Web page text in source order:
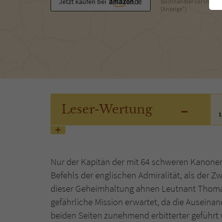
(Anzeige*)
Leser-Wertung -
1
Nur der Kapitän der mit 64 schweren
Befehls der englischen Admiralität, als der
dieser Geheimhaltung ahnen Leutnant
gefährliche Mission erwartet, da die
beiden Seiten zunehmend erbitterter